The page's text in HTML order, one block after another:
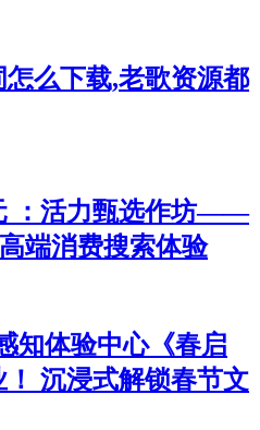
么下载,老歌资源都
：活力甄选作坊——
端消费搜索体验
知体验中心《春启
沉浸式解锁春节文